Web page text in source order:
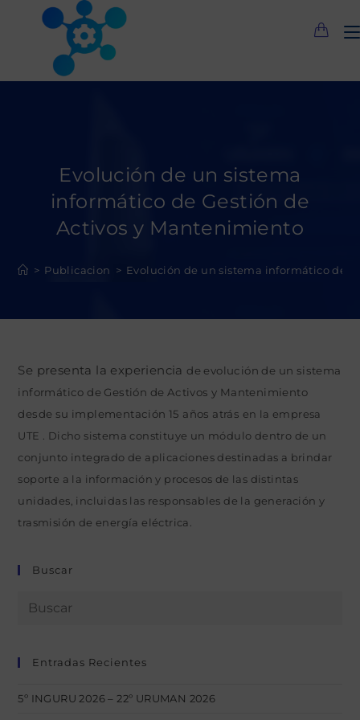
Evolución de un sistema
informático de Gestión de
Activos y Mantenimiento
> Publicacion > Evolución de un sistema informático de
Se presenta la experiencia de evolución de un sistema
informático de Gestión de Activos y Mantenimiento
desde su implementación 15 años atrás en la empresa
UTE . Dicho sistema constituye un módulo dentro de un
conjunto integrado de aplicaciones destinadas a brindar
soporte a la información y procesos de las distintas
unidades, incluidas las responsables de la generación y
trasmisión de energía eléctrica.
Buscar
Entradas Recientes
5º INGURU 2026 – 22º URUMAN 2026